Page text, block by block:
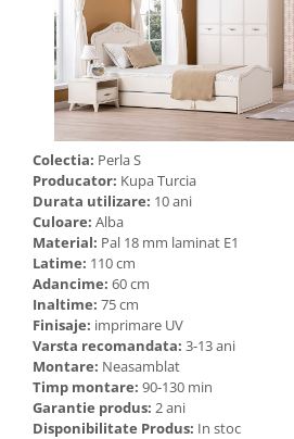
Colectia: Perla S
Producator: Kupa Turcia
Durata utilizare: 10 ani
Culoare: Alba
Material: Pal 18 mm laminat E1
Latime: 110 cm
Adancime: 60 cm
Inaltime: 75 cm
Finisaje: imprimare UV
Varsta recomandata: 3-13 ani
Montare: Neasamblat
Timp montare: 90-130 min
Garantie produs: 2 ani
Disponibilitate Produs: In stoc